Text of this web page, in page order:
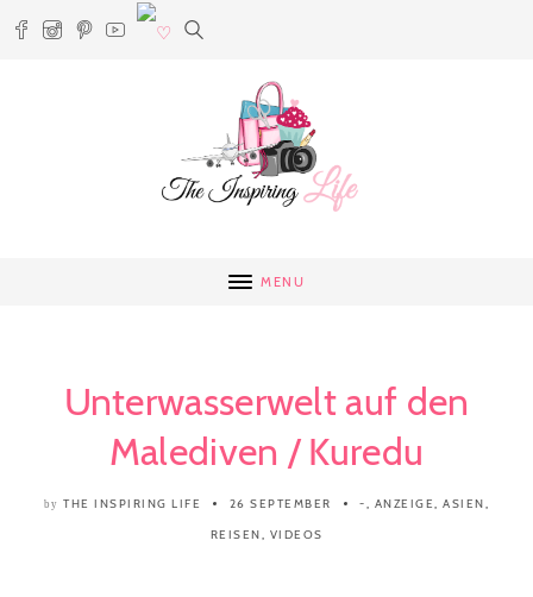
MENU
Unterwasserwelt auf den
Malediven / Kuredu
by THE INSPIRING LIFE 26 SEPTEMBER -, ANZEIGE,ASIEN,
REISEN, VIDEOS